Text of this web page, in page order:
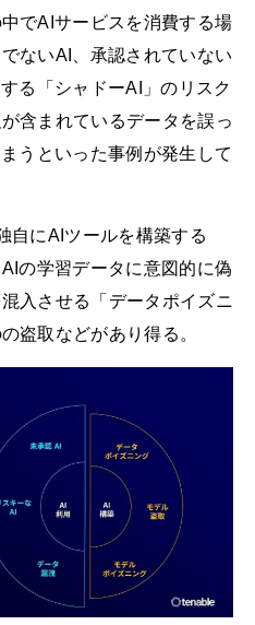
でAIサービスを消費する場
ないAI、承認されていない
る「シャドーAI」のリスク
含まれているデータを誤っ
うといった事例が発生して
自にAIツールを構築する
の学習データに意図的に偽
入させる「データポイズニ
盗取などがあり得る。